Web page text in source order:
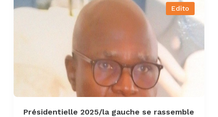
Edito
Présidentielle 2025/la gauche se rassemble